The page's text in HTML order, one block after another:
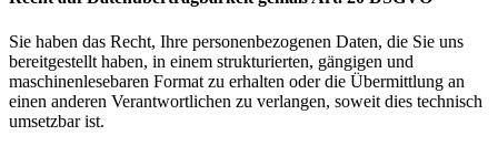
Sie haben das Recht, Ihre personenbezogenen Daten, die Sie uns
bereitgestellt haben, in einem strukturierten, gängigen und
maschinenlesebaren Format zu erhalten oder die Übermittlung an
einen anderen Verantwortlichen zu verlangen, soweit dies technisch
umsetzbar ist.